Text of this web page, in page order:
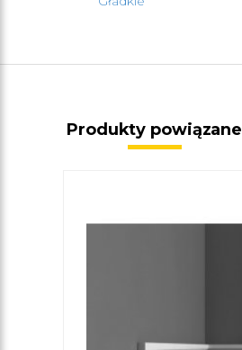
Produkty powiązane